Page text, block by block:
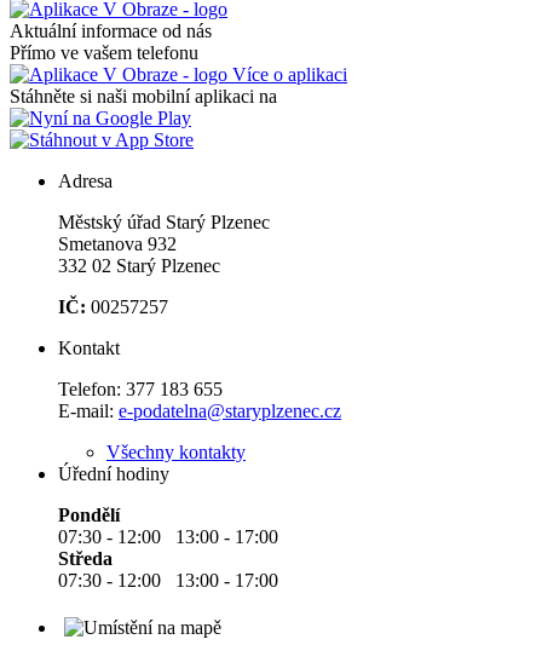
Aktuální informace od nás
Přímo ve vašem telefonu
Více o aplikaci
Stáhněte si naši mobilní aplikaci na
Adresa
Městský úřad Starý Plzenec
Smetanova 932
332 02 Starý Plzenec
IČ: 00257257
Kontakt
Telefon: 377 183 655
E-mail: e-podatelna@staryplzenec.cz
Všechny kontakty
Úřední hodiny
Pondělí
07:30 - 12:00 13:00 - 17:00
Středa
07:30 - 12:00 13:00 - 17:00